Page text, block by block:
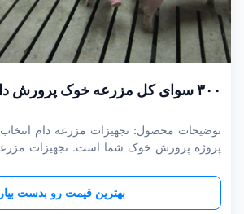
۳۰۰ سوای کل مزرعه خوک پرورش دام آلات مزرعه
توضیحات محصول: تجهیزات مزرعه دام انتخاب
پروژه پرورش خوک شما است. تجهیزات مزرعه
کشنده،پپ خالص، فولاد گالوانیزه شده گرم،
طولانی مدت کامل می کند. آن را با یک سیستم
بهترین قیمت رو بدست بیار